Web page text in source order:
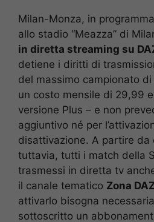
Milan-Monza, in
allo stadio “Meazza” di
in diretta streaming su
detiene i diritti di
del massimo campionato
un costo mensile di 29,99
versione Plus – e non
aggiuntivo né per
disattivazione. A partire da
tuttavia, tutti i match della
trasmessi in diretta tv
il canale tematico Zona
attivarlo bisogna
sottoscritto un